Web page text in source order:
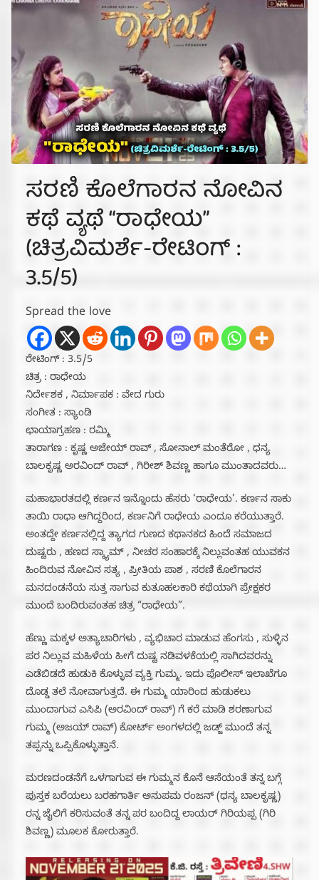
ಸರಣಿ ಕೊಲೆಗಾರನ ನೋವಿನ
ಕಥೆ ವ್ಯಥೆ “ರಾಧೇಯ”
(ಚಿತ್ರವಿಮರ್ಶೆ-ರೇಟಿಂಗ್ :
3.5/5)
Spread the love
ರೇಟಿಂಗ್ : 3.5/5
ಚಿತ್ರ : ರಾಧೇಯ
ನಿರ್ದೇಶಕ , ನಿರ್ಮಾಪಕ : ವೇದ ಗುರು
ಸಂಗೀತ : ಸ್ಯಾಂಡಿ
ಛಾಯಾಗ್ರಹಣ : ರಮ್ಮಿ
ತಾರಾಗಣ : ಕೃಷ್ಣ ಅಜೇಯ್ ರಾವ್ , ಸೋನಾಲ್ ಮಂತೆರೋ , ಧನ್ಯ
ಬಾಲಕೃಷ್ಣ ಅರವಿಂದ್ ರಾವ್ , ಗಿರೀಶ್ ಶಿವಣ್ಣ ಹಾಗೂ ಮುಂತಾದವರು…
ಮಹಾಭಾರತದಲ್ಲಿ ಕರ್ಣನ ಇನ್ನೊಂದು ಹೆಸರು ‘ರಾಧೇಯ’. ಕರ್ಣನ ಸಾಕು
ತಾಯಿ ರಾಧಾ ಆಗಿದ್ದರಿಂದ, ಕರ್ಣನಿಗೆ ರಾಧೇಯ ಎಂದೂ ಕರೆಯುತ್ತಾರೆ.
ಅಂತದ್ದೇ ಕರ್ಣನಲ್ಲಿದ್ದ ತ್ಯಾಗದ ಗುಣದ ಕಥಾನಕದ ಹಿಂದೆ ಸಮಾಜದ
ದುಷ್ಟರು , ಹಣದ ಸ್ಕ್ಯಾಮ್ , ನೀಚರ ಸಂಹಾರಕ್ಕೆ ನಿಲ್ಲುವಂತಹ ಯುವಕನ
ಹಿಂದಿರುವ ನೋವಿನ ಸತ್ಯ , ಪ್ರೀತಿಯ ಪಾಶ , ಸರಣಿ ಕೊಲೆಗಾರನ
ಮನದಂಡನೆಯ ಸುತ್ತ ಸಾಗುವ ಕುತೂಹಲಕಾರಿ ಕಥೆಯಾಗಿ ಪ್ರೇಕ್ಷಕರ
ಮುಂದೆ ಬಂದಿರುವಂತಹ ಚಿತ್ರ “ರಾಧೇಯ”.
ಹೆಣ್ಣು ಮಕ್ಕಳ ಅತ್ಯಾಚಾರಿಗಳು , ವ್ಯಭಿಚಾರ ಮಾಡುವ ಹೆಂಗಸು , ಸುಳ್ಳಿನ
ಪರ ನಿಲ್ಲುವ ಮಹಿಳೆಯ ಹೀಗೆ ದುಷ್ಟ ನಡಿವಳಕೆಯಲ್ಲಿ ಸಾಗಿದವರನ್ನು
ಎಡೆಬಿಡದೆ ಹುಡುಕಿ ಕೊಳ್ಳುವ ವ್ಯಕ್ತಿ ಗುಮ್ಮ. ಇದು ಪೊಲೀಸ್ ಇಲಾಖೆಗೂ
ದೊಡ್ಡ ತಲೆ ನೋವಾಗುತ್ತದೆ. ಈ ಗುಮ್ಮ ಯಾರಿಂದ ಹುಡುಕಲು
ಮುಂದಾಗುವ ಎಸಿಪಿ (ಅರವಿಂದ್ ರಾವ್) ಗೆ ಕರೆ ಮಾಡಿ ಶರಣಾಗುವ
ಗುಮ್ಮ (ಅಜಯ್ ರಾವ್) ಕೋರ್ಟ್ ಅಂಗಳದಲ್ಲಿ ಜಡ್ಜ್ ಮುಂದೆ ತನ್ನ
ತಪ್ಪನ್ನು ಒಪ್ಪಿಕೊಳ್ಳುತ್ತಾನೆ.
ಮರಣದಂಡನೆಗೆ ಒಳಗಾಗುವ ಈ ಗುಮ್ಮನ ಕೊನೆ ಆಸೆಯಂತೆ ತನ್ನ ಬಗ್ಗೆ
ಪುಸ್ತಕ ಬರೆಯಲು ಬರಹಗಾರ್ತಿ ಅನುಪಮ ರಂಜನ್ (ಧನ್ಯ ಬಾಲಕೃಷ್ಣ)
ರನ್ನ ಜೈಲಿಗೆ ಕರಿಸುವಂತೆ ತನ್ನ ಪರ ಬಂದಿದ್ದ ಲಾಯರ್ ಗಿರಿಯಪ್ಪ (ಗಿರಿ
ಶಿವಣ್ಣ) ಮೂಲಕ ಕೋರುತ್ತಾರೆ.